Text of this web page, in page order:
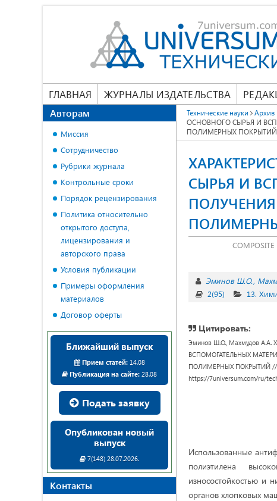
ГЛАВНАЯ ЖУРНАЛЫ ИЗДАТЕЛЬСТВА
Технические науки Архив
ОСНОВНОГО СЫРЬЯ И
ПОЛИМЕРНЫХ ПОКРЫТИЙ
СЫРЬЯ И
Эминов Ш.О.
2(95)
13.
Цитировать:
Эминов Ш.О., Махмудов
ВСПОМОГАТЕЛЬНЫХ
ПОЛИМЕРНЫХ ПОКРЫТИЙ //
https://7universum.com/ru/
Использованные
полиэти­лена
износостойкостью и
органов хлопковых
Авторам
Миссия
Сотрудничество
Рубрики журнала
Контрольные сроки
Порядок рецензирования
Политика относительно
открытого доступа,
лицензирования и
авторского права
Условия публикации
Примеры оформления
материалов
Договор оферты
Ближайший выпуск
Прием статей:14.08
Публикация на сайте: 28.08
Подать заявку
Опубликован новый
выпуск
7(148) 28.07.2026.
Контакты